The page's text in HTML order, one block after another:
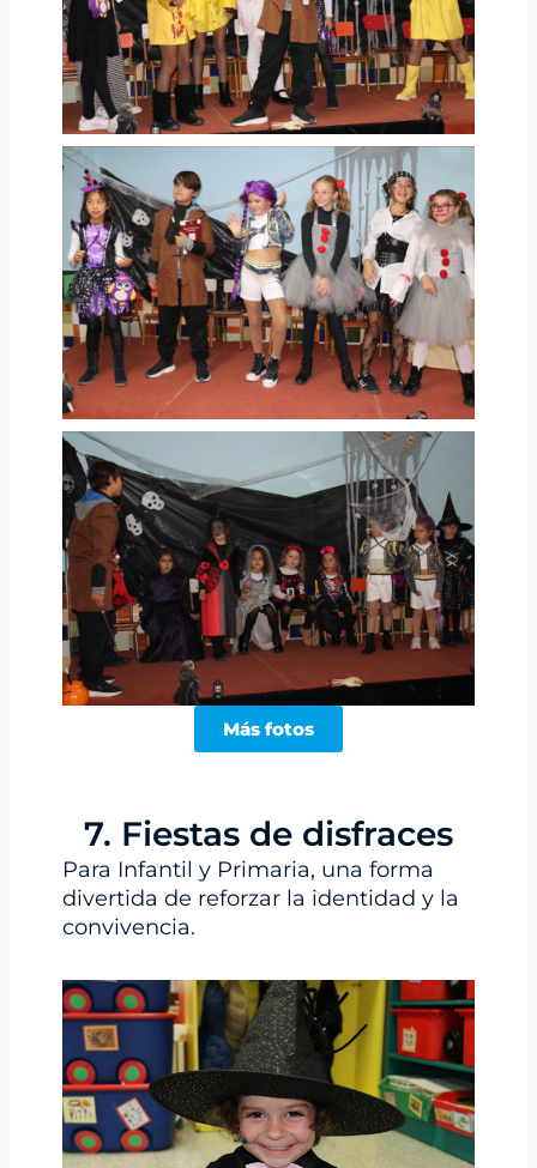
Más fotos
7. Fiestas de disfraces
Para Infantil y Primaria, una forma
divertida de reforzar la identidad y la
convivencia.